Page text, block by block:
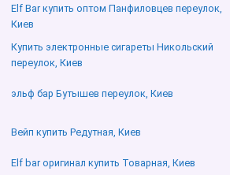
Elf Bar купить оптом Панфиловцев переулок,
Киев
Купить электронные сигареты Никольский
переулок, Киев
эльф бар Бутышев переулок, Киев
Вейп купить Редутная, Киев
Elf bar оригинал купить Товарная, Киев